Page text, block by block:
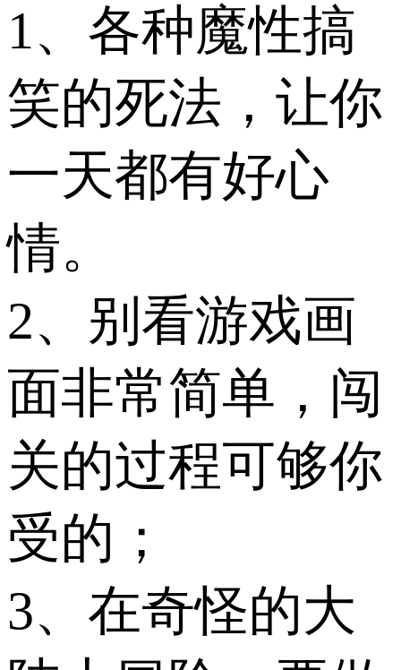
1、各种魔性搞
笑的死法，让你
一天都有好心
情。
2、别看游戏画
面非常简单，闯
关的过程可够你
受的；
3、在奇怪的大